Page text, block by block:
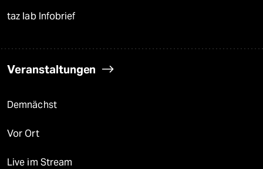
taz lab Infobrief
Veranstaltungen
Demnächst
Vor Ort
Live im Stream